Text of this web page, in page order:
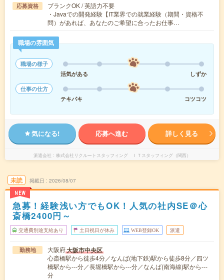
応募資格
ブランクOK / 英語力不要
・Javaでの開発経験【IT業界での就業経験（期間・資格不
問）があれば、あなたのご希望に合ったお仕事…
職場の雰囲気
職場の様子
活気がある
しずか
仕事の仕方
テキパキ
コツコツ
気になる! 応募へ進む 詳しく見る
派遣会社 株式会社リクルートスタッフィング ＩＴスタッフィング（関西）
未読
NEW
掲載日 2026/08/07
急募！経験浅い方でもOK！人気の社内SE＠心
斎橋2400円～
交通費別途支給あり 土日祝日が休み WEB登録OK 派遣
勤務地 大阪府大阪市中央区
心斎橋駅から徒歩4分／なんば(地下鉄)駅から徒歩8分／四ツ
橋駅から---分／長堀橋駅から---分／なんば(南海線)駅から---
分